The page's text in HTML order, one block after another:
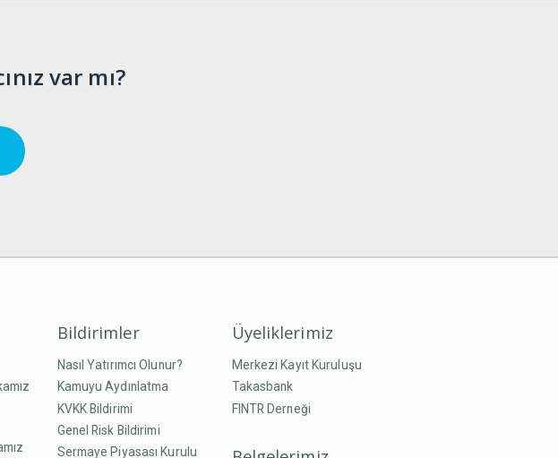
var mı?
Bildirimler
Nasıl Yatırımcı Olunur?
Kamuyu Aydınlatma
KVKK Bildirimi
Genel Risk Bildirimi
Sermaye Piyasası Kurulu
Üyeliklerimiz
Merkezi Kayıt Kuruluşu
Takasbank
FINTR Derneği